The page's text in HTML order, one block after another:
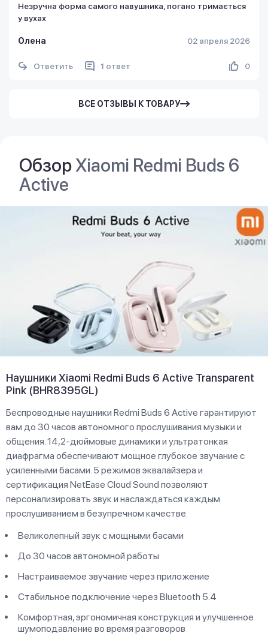
Незручна форма самого навушника, погано тримається
у вухах
Олена 02 апреля 2026
Ответить 1 ответ 0
ВСЕ ОТЗЫВЫ К ТОВАРУ
ОбзорXiaomi Redmi Buds 6
Active
Наушники Xiaomi Redmi Buds 6 Active Transparent
Pink (BHR8395GL)
Беспроводные наушники Redmi Buds 6 Active гарантируют
вам до 30 часов автономного прослушивания музыки и
общения. 14,2-дюймовые динамики и ультратонкая
диафрагма обеспечивают мощное глубокое звучание с
усиленными басами. 5 режимов эквалайзера и
сертификация NetEase Cloud Sound позволяют
персонализировать звук и наслаждаться каждым
прослушиванием в безупречном качестве.
Великолепный звук с мощными басами
До 30 часов автономной работы
Настраиваемое звучание через приложение
Стабильное подключение через Bluetooth 5.4
Комфортная, эргономичная конструкция и улучшенное
шумоподавление во время разговоров